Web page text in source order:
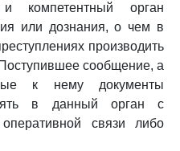
компетентный орган
или дознания, о чем в
производить
сообщение, а
к нему документы
в данный орган с
связи либо